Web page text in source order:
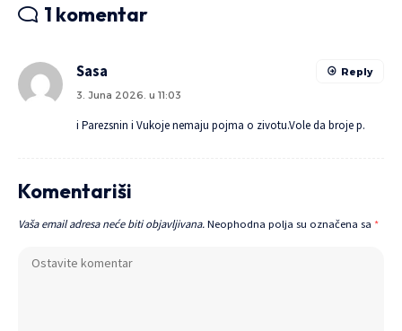
1 komentar
Sasa
3. Juna 2026. u 11:03
i Parezsnin i Vukoje nemaju pojma o zivotu.Vole da broje p.
Reply
Komentariši
Vaša email adresa neće biti objavljivana. Neophodna polja su označena sa *